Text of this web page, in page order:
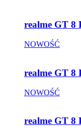
realme GT 8
NOWOŚĆ
realme GT 8
NOWOŚĆ
realme GT 8